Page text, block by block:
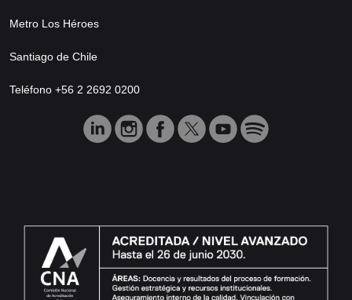
Metro Los Héroes
Santiago de Chile
Teléfono +56 2 2692 0200